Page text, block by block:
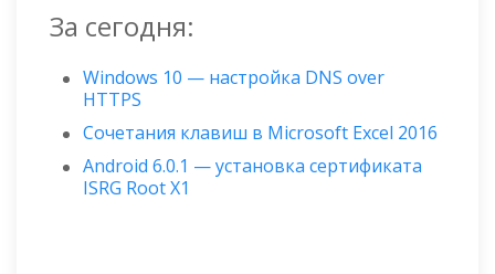
За сегодня:
Windows 10 — настройка DNS over
HTTPS
Сочетания клавиш в Microsoft Excel 2016
Android 6.0.1 — установка сертификата
ISRG Root X1